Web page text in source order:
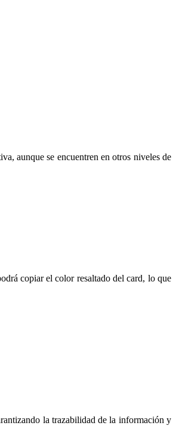
aunque se encuentren en otros niveles de
copiar el color resaltado del card, lo que
la trazabilidad de la información y